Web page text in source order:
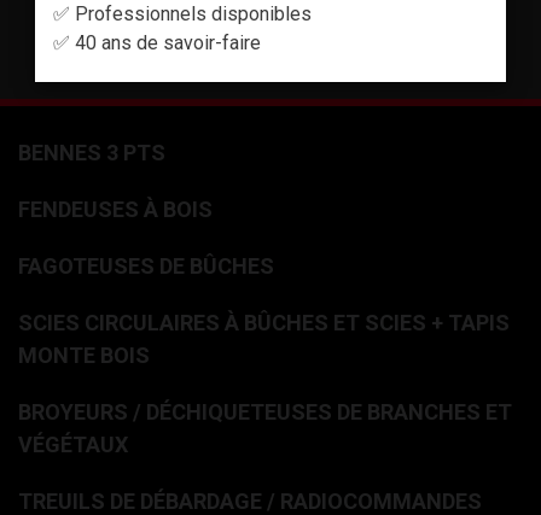
TÉLÉCHARGER LE CATALOGUE
BENNES 3 PTS
FENDEUSES À BOIS
FAGOTEUSES DE BÛCHES
SCIES CIRCULAIRES À BÛCHES ET SCIES + TAPIS
MONTE BOIS
BROYEURS / DÉCHIQUETEUSES DE BRANCHES ET
VÉGÉTAUX
TREUILS DE DÉBARDAGE / RADIOCOMMANDES
✅ Professionnels disponibles
✅ 40 ans de savoir-faire